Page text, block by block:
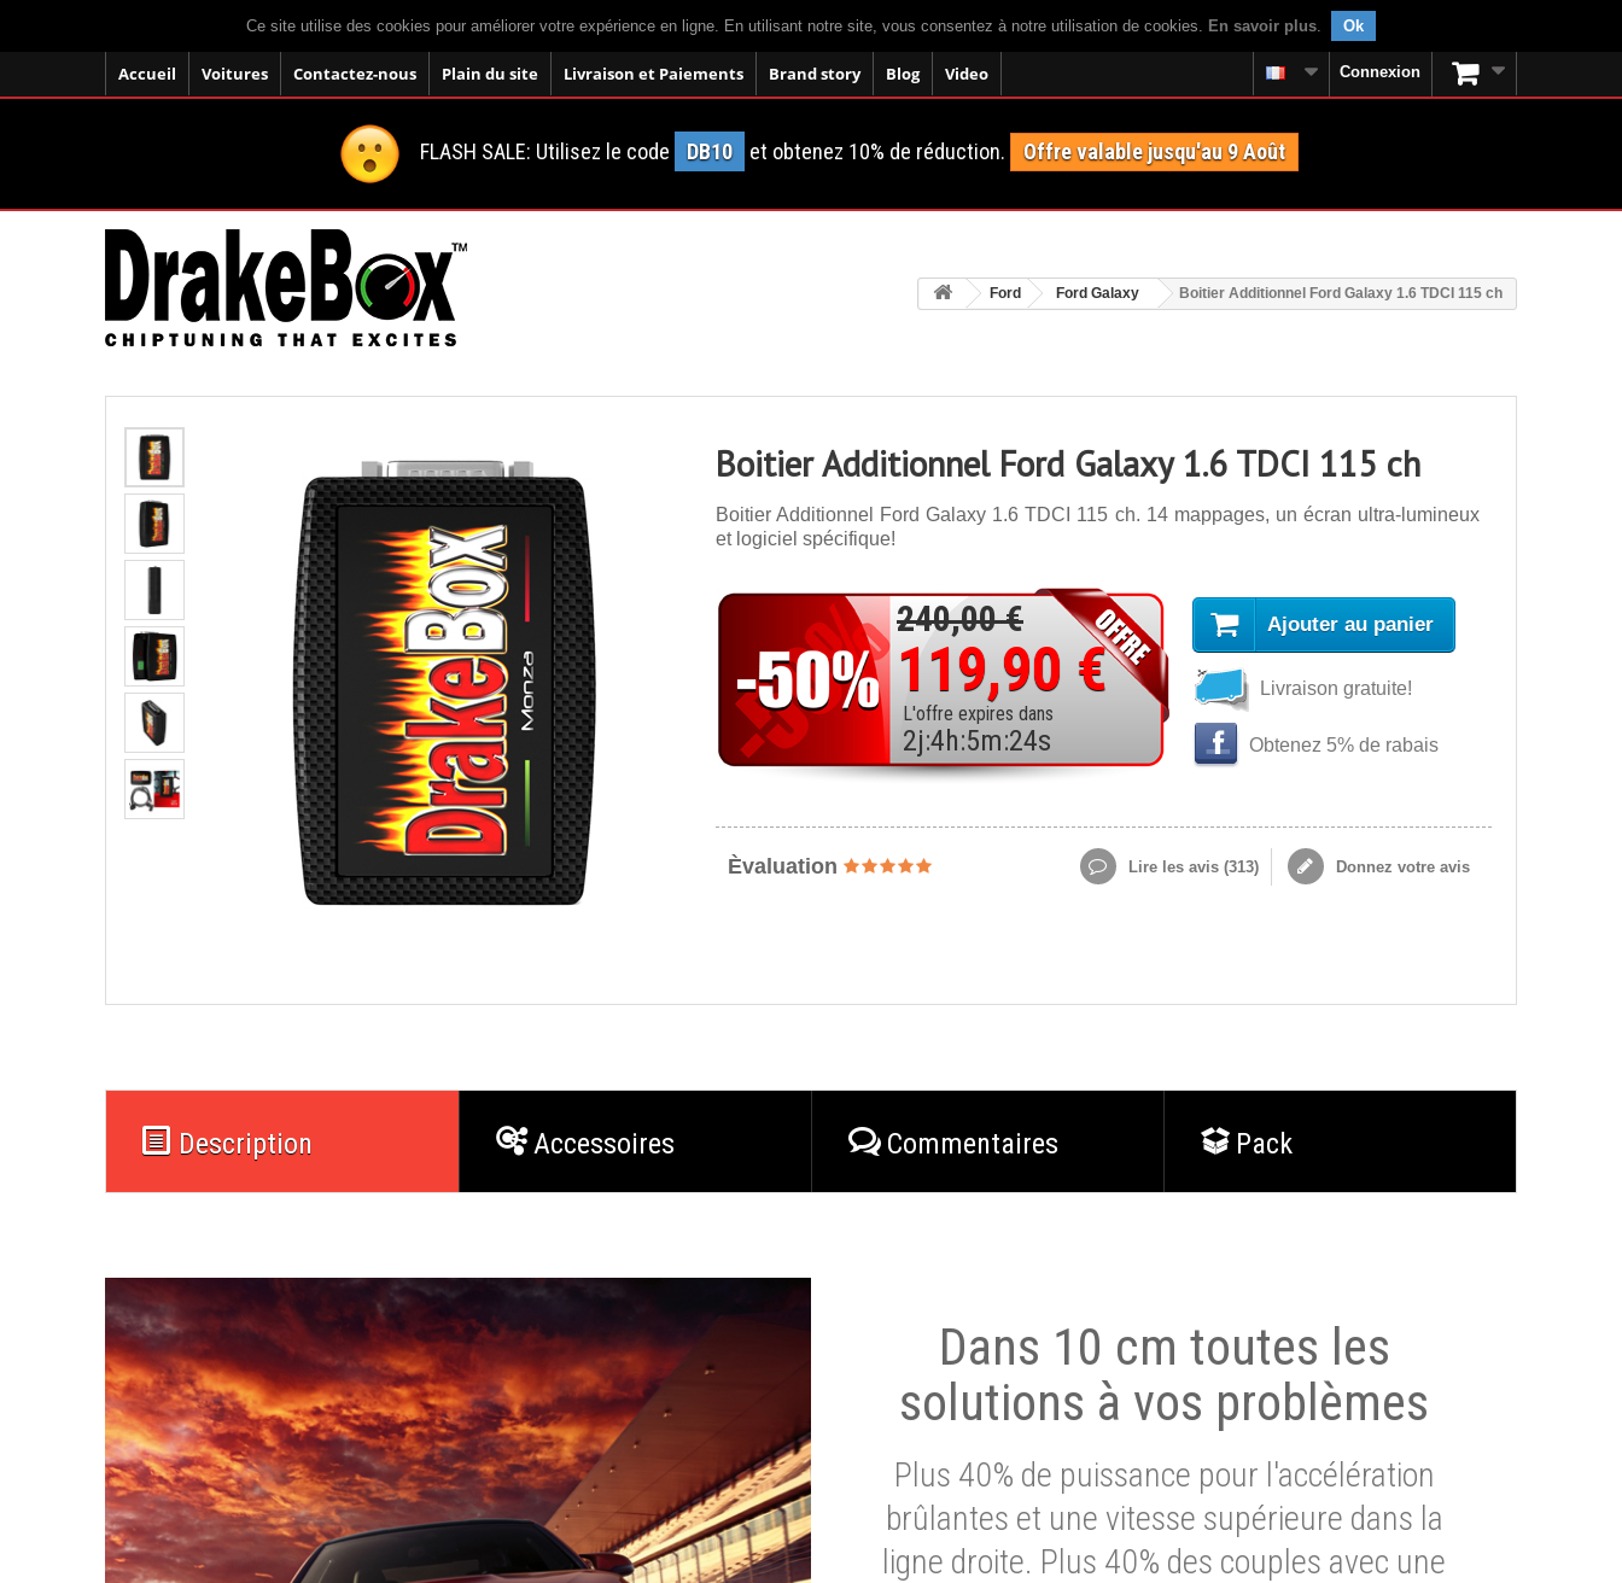
Ce site utilise des cookies pour améliorer votre expérience en ligne. En utilisant notre site, vous consentez à notre utilisation de cookies. En savoir plus. Ok
Accueil Voitures Contactez-nous Plain du site Livraison et Paiements Brand story Blog Video Connexion
FLASH SALE: Utilisez le code DB10 et obtenez 10% de réduction. Offre valable jusqu'au 9 Août
Ford Ford Galaxy Boitier Additionnel Ford Galaxy 1.6 TDCI 115 ch
Boitier Additionnel Ford Galaxy 1.6 TDCI 115 ch
Boitier Additionnel Ford Galaxy 1.6 TDCI 115 ch. 14 mappages, un écran ultra-lumineux
et logiciel spécifique!
240,00 €
119,90 €
L'offre expires dans
2j:4h:5m:22s
Ajouter au panier
Livraison gratuite!
Obtenez 5% de rabais
Èvaluation Lire les avis (313) Donnez votre avis
Description Accessoires Commentaires Pack
Dans 10 cm toutes les
solutions à vos problèmes
Plus 40% de puissance pour l'accélération
brûlantes et une vitesse supérieure dans la
ligne droite. Plus 40% des couples avec une